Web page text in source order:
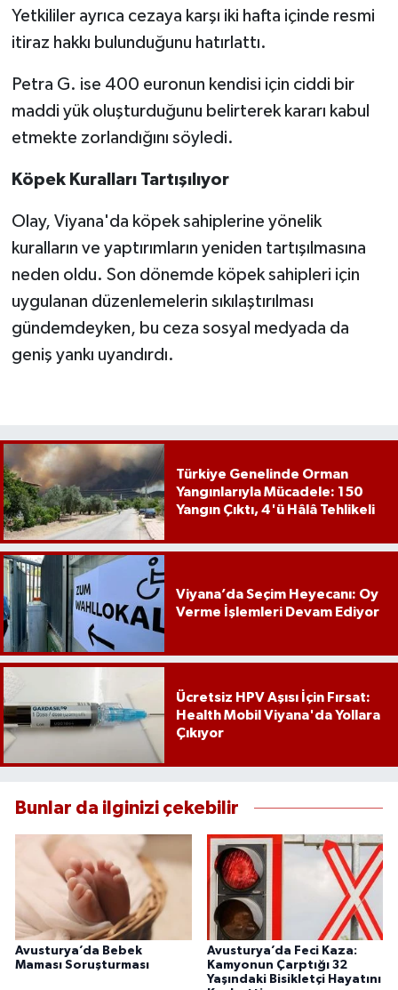
Yetkililer ayrıca cezaya karşı iki hafta içinde resmi
itiraz hakkı bulunduğunu hatırlattı.
Petra G. ise 400 euronun kendisi için ciddi bir
maddi yük oluşturduğunu belirterek kararı kabul
etmekte zorlandığını söyledi.
Köpek Kuralları Tartışılıyor
Olay, Viyana'da köpek sahiplerine yönelik
kuralların ve yaptırımların yeniden tartışılmasına
neden oldu. Son dönemde köpek sahipleri için
uygulanan düzenlemelerin sıkılaştırılması
gündemdeyken, bu ceza sosyal medyada da
geniş yankı uyandırdı.
Türkiye Genelinde Orman
Yangınlarıyla Mücadele: 150
Yangın Çıktı, 4'ü Hâlâ Tehlikeli
Viyana’da Seçim Heyecanı: Oy
Verme İşlemleri Devam Ediyor
Ücretsiz HPV Aşısı İçin Fırsat:
Health Mobil Viyana'da Yollara
Çıkıyor
Bunlar da ilginizi çekebilir
Avusturya’da Bebek
Maması Soruşturması
Avusturya’da Feci Kaza:
Kamyonun Çarptığı 32
Yaşındaki Bisikletçi Hayatını